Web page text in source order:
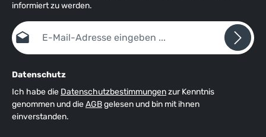
informiert zu werden.
E-Mail-Adresse*
Datenschutz
Ich habe die Datenschutzbestimmungenzur Kenntnis
genommen und dieAGBgelesen und bin mit ihnen
einverstanden.